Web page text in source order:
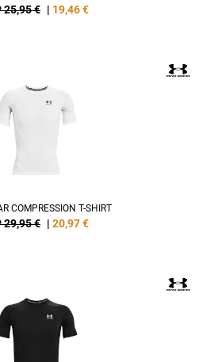
25,95 € | 19,46€
COMPRESSION T-SHIRT
29,95 € | 20,97€